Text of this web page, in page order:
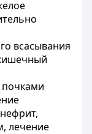
всасывания
лечение